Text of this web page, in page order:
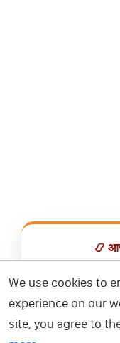
📿
📅
We use cookies to
experience on our
site, you agree to